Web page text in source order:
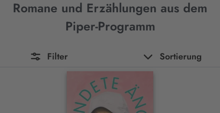
Romane und Erzählungen aus dem
Piper-Programm
Filter Sortierung